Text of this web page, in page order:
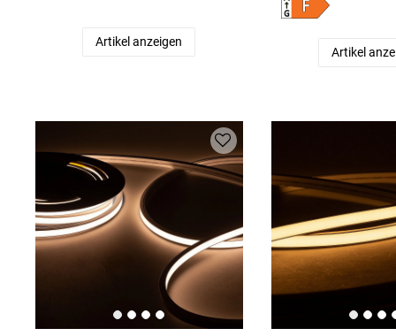
Artikel anzeigen
Artikel